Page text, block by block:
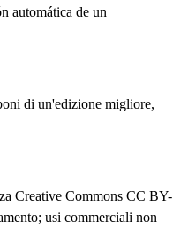
automática de un
di un'edizione migliore,
Creative Commons CC BY-
usi commerciali non